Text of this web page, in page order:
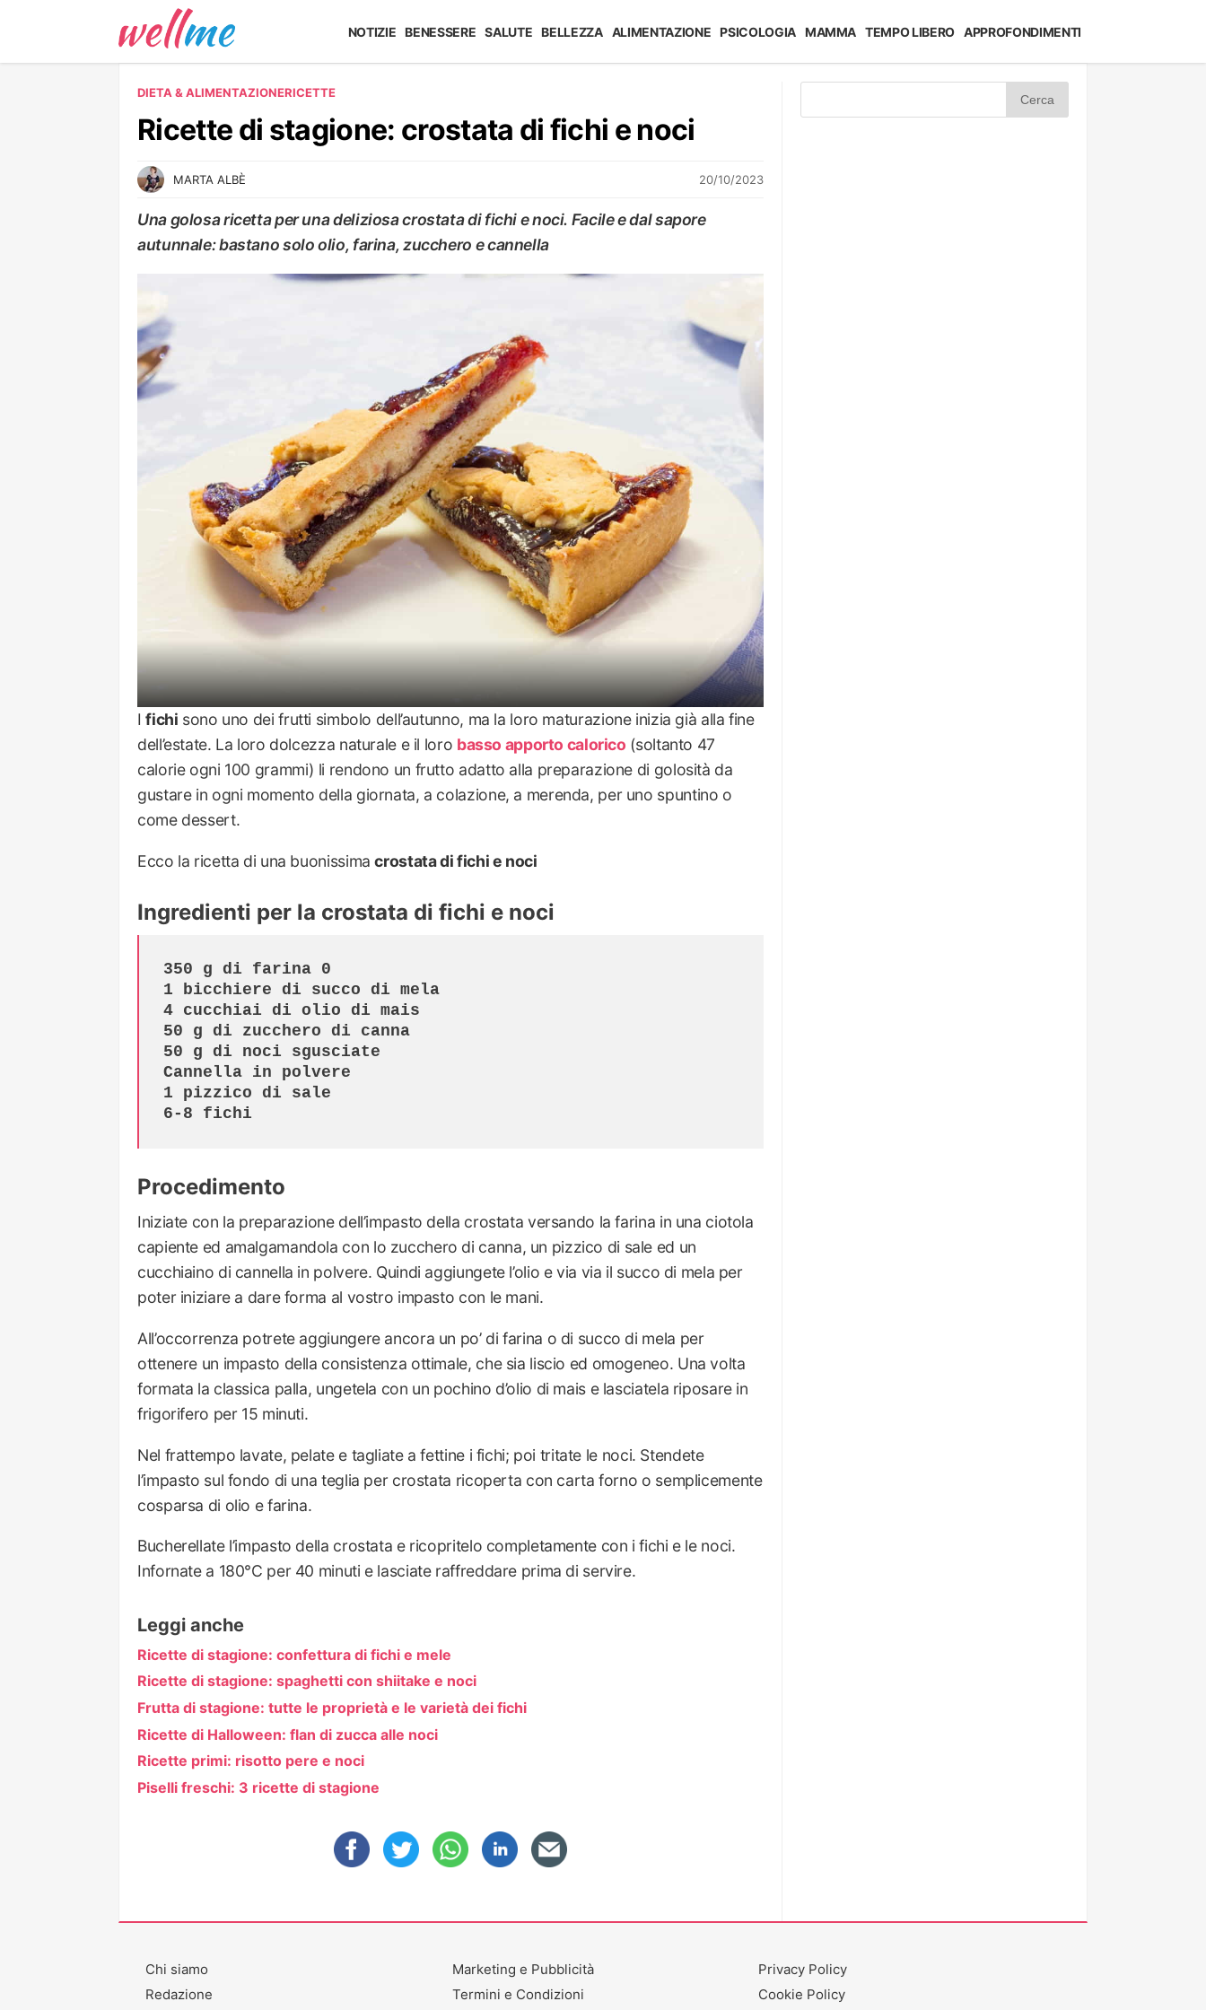
NOTIZIE BENESSERE SALUTE BELLEZZA ALIMENTAZIONE PSICOLOGIA MAMMA TEMPO LIBERO APPROFONDIMENTI
DIETA & ALIMENTAZIONERICETTE
Ricette di stagione: crostata di fichi e noci
MARTA ALBÈ 20/10/2023
Una golosa ricetta per una deliziosa crostata di fichi e noci. Facile e dal sapore
autunnale: bastano solo olio, farina, zucchero e cannella
Ifichi sono uno dei frutti simbolo dell’autunno, ma la loro maturazione inizia già alla fine
dell’estate. La loro dolcezza naturale e il loro basso apporto calorico (soltanto 47
calorie ogni 100 grammi) li rendono un frutto adatto alla preparazione di golosità da
gustare in ogni momento della giornata, a colazione, a merenda, per uno spuntino o
come dessert.
Ecco la ricetta di una buonissimacrostata di fichi e noci
Ingredienti per la crostata di fichi e noci
350 g di farina 0
1 bicchiere di succo di mela
4 cucchiai di olio di mais
50 g di zucchero di canna
50 g di noci sgusciate
Cannella in polvere
1 pizzico di sale
6-8 fichi
Procedimento
Iniziate con la preparazione dell’impasto della crostata versando la farina in una ciotola
capiente ed amalgamandola con lo zucchero di canna, un pizzico di sale ed un
cucchiaino di cannella in polvere. Quindi aggiungete l’olio e via via il succo di mela per
poter iniziare a dare forma al vostro impasto con le mani.
All’occorrenza potrete aggiungere ancora un po’ di farina o di succo di mela per
ottenere un impasto della consistenza ottimale, che sia liscio ed omogeneo. Una volta
formata la classica palla, ungetela con un pochino d’olio di mais e lasciatela riposare in
frigorifero per 15 minuti.
Nel frattempo lavate, pelate e tagliate a fettine i fichi; poi tritate le noci. Stendete
l’impasto sul fondo di una teglia per crostata ricoperta con carta forno o semplicemente
cosparsa di olio e farina.
Bucherellate l’impasto della crostata e ricopritelo completamente con i fichi e le noci.
Infornate a 180°C per 40 minuti e lasciate raffreddare prima di servire.
Leggi anche
Ricette di stagione: confettura di fichi e mele
Ricette di stagione: spaghetti con shiitake e noci
Frutta di stagione: tutte le proprietà e le varietà dei fichi
Ricette di Halloween: flan di zucca alle noci
Ricette primi: risotto pere e noci
Piselli freschi: 3 ricette di stagione
Chi siamo
Redazione
Marketing e Pubblicità
Termini e Condizioni
Privacy Policy
Cookie Policy